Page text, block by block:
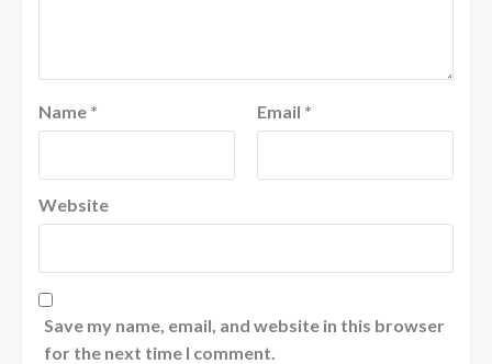
Name * Email *
Website
Save my name, email, and website in this browser
for the next time I comment.